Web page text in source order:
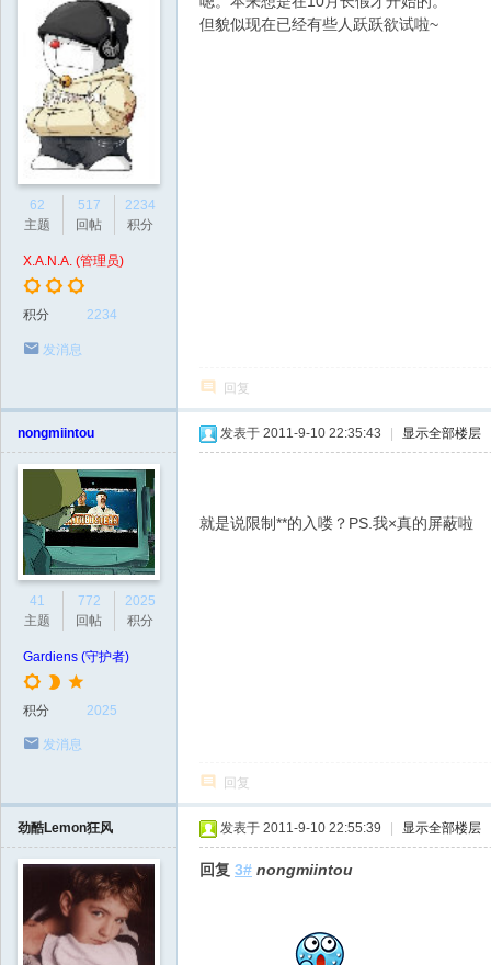
62
主题
517
回帖
2234
积分
X.A.N.A. (管理员)
积分 2234
发消息
但貌似现在已经有些人跃跃欲试啦~
回复
nongmiintou
41
主题
772
回帖
2025
积分
Gardiens (守护者)
积分 2025
发消息
发表于 2011-9-10 22:35:43 显示全部楼层
就是说限制**的入喽？PS.我×真的屏蔽啦
回复
劲酷Lemon狂风 发表于 2011-9-10 22:55:39 显示全部楼层
回复 3# nongmiintou